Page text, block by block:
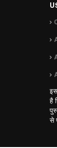
है
से